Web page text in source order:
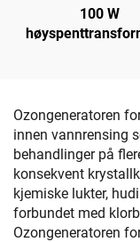
100 W
Ozongeneratoren
innen vannrensing
behandlinger på
konsekvent
kjemiske lukter,
forbundet med
Ozongeneratoren